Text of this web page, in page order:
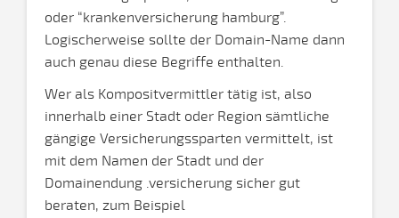
oder “krankenversicherung hamburg”.
Logischerweise sollte der Domain-Name dann
auch genau diese Begriffe enthalten.
Wer als Kompositvermittler tätig ist, also
innerhalb einer Stadt oder Region sämtliche
gängige Versicherungssparten vermittelt, ist
mit dem Namen der Stadt und der
Domainendung .versicherung sicher gut
beraten, zum Beispiel